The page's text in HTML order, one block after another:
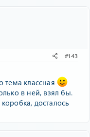
#143
тема классная
в ней, взял бы.
досталось